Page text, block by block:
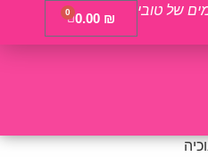
של טובי
0.00 ₪
0